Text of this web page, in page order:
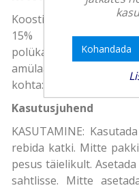
Koostis: 15-30%
15%
polükarboksülaadid,
amülaas); parfüümid
kohta:
Kasutusjuhend
KASUTAMINE:
rebida katki. Mitte
pesus täielikult.
sahtlisse. Mitte
Kohandada